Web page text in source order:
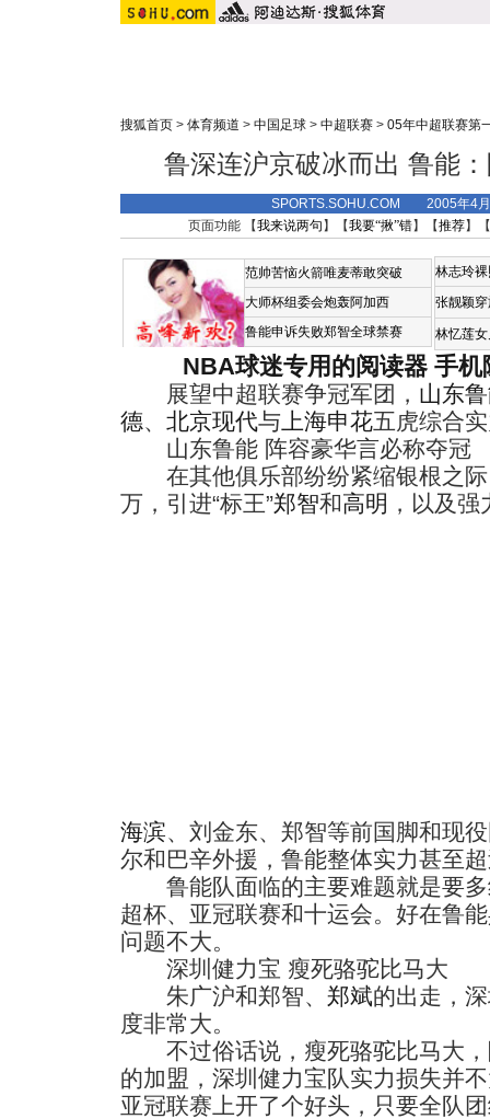
搜狐首页 > 体育频道 > 中国足球 > 中超联赛 > 05年中超联赛第
鲁深连沪京破冰而出 鲁能
SPORTS.SOHU.COM 2005年4
页面功能 【我来说两句 】【我要“揪”错】【推荐】
范帅苦恼火箭唯麦蒂敢突破
大师杯组委会炮轰阿加西
鲁能申诉失败郑智全球禁赛
林志玲
张靓颖
林忆莲
NBA球迷专用的阅读器 手机
展望中超联赛争冠军团， 山东
德、 北京现代与 上海申花五虎综合
山东鲁能 阵容豪华言必称夺冠
在其他俱乐部纷纷紧缩银根之际
万，引进“标王”郑智和高明 ，以及
海滨、刘金东、郑智等前国脚和现
尔和巴辛外援，鲁能整体实力甚至
鲁能队面临的主要难题就是要多
超杯、亚冠联赛和十运会。好在鲁
问题不大。
深圳健力宝 瘦死骆驼比马大
朱广沪和郑智、 郑斌的出走，
度非常大。
不过俗话说，瘦死骆驼比马大，
的加盟，深圳健力宝队实力损失并
亚冠联赛上开了个好头，只要全队